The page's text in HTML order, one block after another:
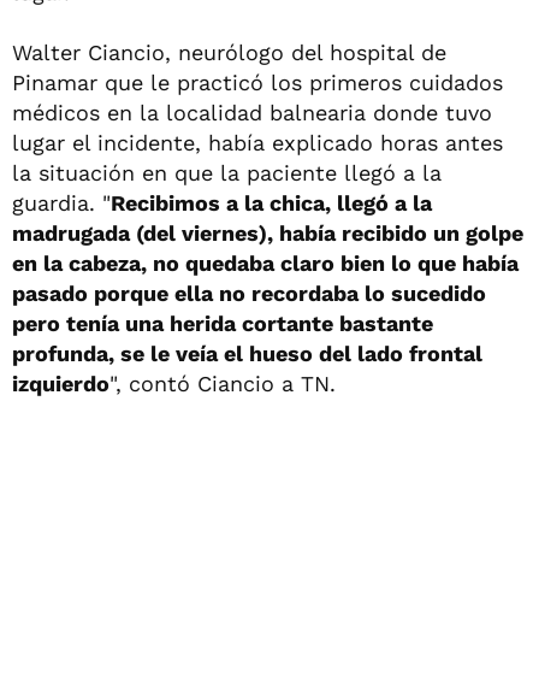
Walter Ciancio, neurólogo del hospital de
Pinamar que le practicó los primeros cuidados
médicos en la localidad balnearia donde tuvo
lugar el incidente, había explicado horas antes
la situación en que la paciente llegó a la
guardia. "Recibimos a la chica, llegó a la
madrugada (del viernes), había recibido un golpe
en la cabeza, no quedaba claro bien lo que había
pasado porque ella no recordaba lo sucedido
pero tenía una herida cortante bastante
profunda, se le veía el hueso del lado frontal
izquierdo", contó Ciancio a TN.